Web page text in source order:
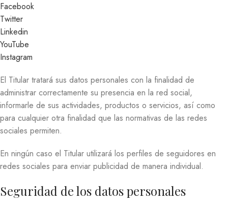
Facebook
Twitter
Linkedin
YouTube
Instagram
El Titular tratará sus datos personales con la finalidad de
administrar correctamente su presencia en la red social,
informarle de sus actividades, productos o servicios, así como
para cualquier otra finalidad que las normativas de las redes
sociales permiten.
En ningún caso el Titular utilizará los perfiles de seguidores en
redes sociales para enviar publicidad de manera individual.
Seguridad de los datos personales